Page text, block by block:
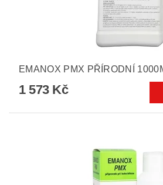
EMANOX PMX PŘÍRODNÍ
1 573 Kč